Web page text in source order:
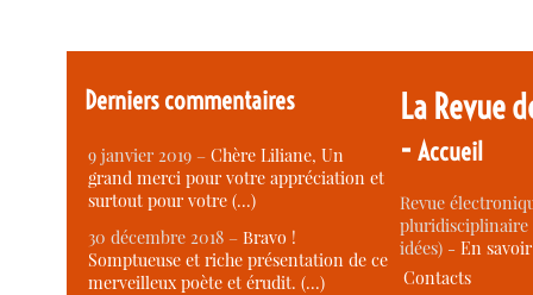
Derniers commentaires
9 janvier 2019 –Chère Liliane, Un
grand merci pour votre appréciation et
surtout pour votre (…)
30 décembre 2018 –Bravo !
Somptueuse et riche présentation de ce
merveilleux poète et érudit. (…)
La Revue
-Accueil
Revue
idées) -En
Contacts